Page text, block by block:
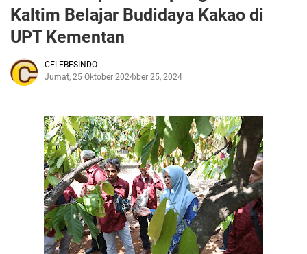
Kaltim Belajar Budidaya Kakao di
UPT Kementan
CELEBESINDO
Jumat, 25 Oktober 2024Oktober 25, 2024